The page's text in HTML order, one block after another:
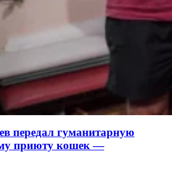
передал гуманитарную
приюту кошек —